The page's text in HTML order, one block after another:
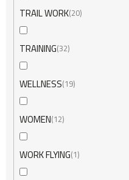
TRAIL WORK 20
TRAINING 32
WELLNESS 19
WOMEN 12
WORK FLYING 1